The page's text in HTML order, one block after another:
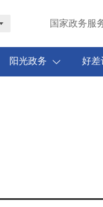
国家政务服
阳光政务 好差